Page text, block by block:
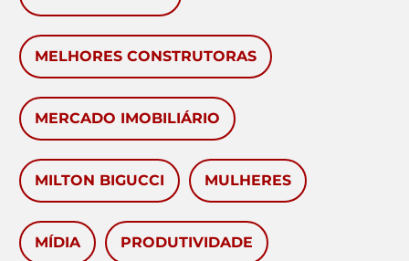
MELHORES CONSTRUTORAS
MERCADO IMOBILIÁRIO
MILTON BIGUCCI MULHERES
MÍDIA PRODUTIVIDADE